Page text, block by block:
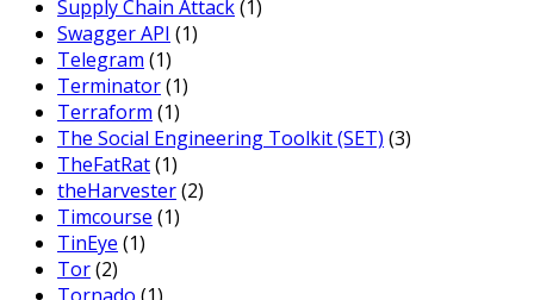
Supply Chain Attack(1)
Swagger API (1)
Telegram (1)
Terminator(1)
Terraform (1)
The Social Engineering Toolkit (SET) (3)
TheFatRat(1)
theHarvester(2)
Timcourse (1)
TinEye (1)
Tor(2)